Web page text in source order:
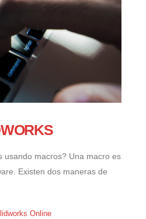
usando macros? Una macro es
Existen dos maneras de
Online